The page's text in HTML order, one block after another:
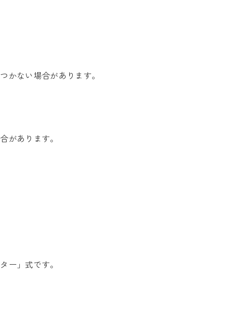
かない場合があります。
があります。
ー」式です。